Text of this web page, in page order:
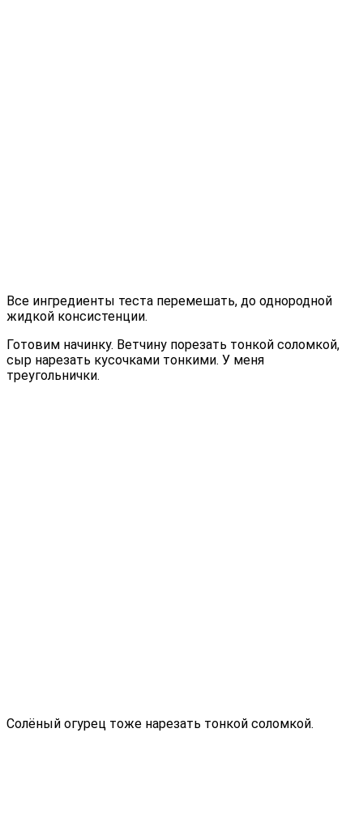
Все ингредиенты теста перемешать, до однородной
жидкой консистенции.
Готовим начинку. Ветчину порезать тонкой соломкой,
сыр нарезать кусочками тонкими. У меня
треугольнички.
Солёный огурец тоже нарезать тонкой соломкой.